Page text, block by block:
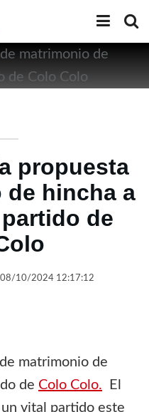
propuesta
de hincha a
de
08/10/2024 12:17:12
matrimonio de
de Colo Colo. El
vital partido este